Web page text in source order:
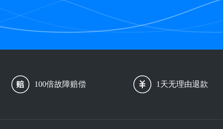
100倍故障赔偿 1天无理由退款